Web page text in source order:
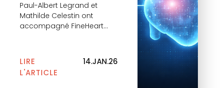
Série C
Paul-Albert Legrand et
Mathilde Celestin ont
accompagné FineHeart
nouvelle tranche, d’un
montant de 35 millions
d’euros, réunit de nouveaux
LIRE
L'ARTICLE
14.JAN.26